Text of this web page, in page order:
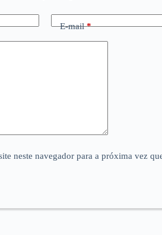
E-mail*
neste navegador para a próxima vez